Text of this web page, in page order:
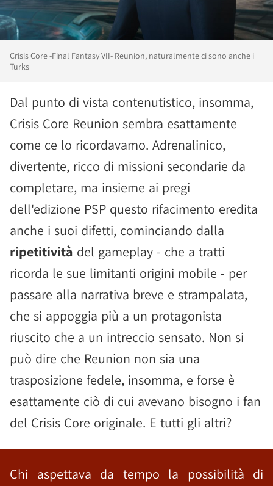
Crisis Core -Final Fantasy VII- Reunion, naturalmente ci sono anche i
Turks
Dal punto di vista contenutistico, insomma,
Crisis Core Reunion sembra esattamente
come ce lo ricordavamo. Adrenalinico,
divertente, ricco di missioni secondarie da
completare, ma insieme ai pregi
dell'edizione PSP questo rifacimento eredita
anche i suoi difetti, cominciando dalla
ripetitività del gameplay - che a tratti
ricorda le sue limitanti origini mobile - per
passare alla narrativa breve e strampalata,
che si appoggia più a un protagonista
riuscito che a un intreccio sensato. Non si
può dire che Reunion non sia una
trasposizione fedele, insomma, e forse è
esattamente ciò di cui avevano bisogno i fan
del Crisis Core originale. E tutti gli altri?
Chi aspettava da tempo la possibilità di